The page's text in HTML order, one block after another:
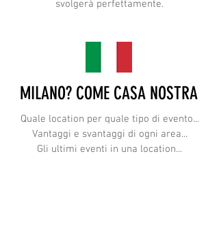
svolgerà perfettamente.
MILANO? COME CASA NOSTRA
Quale location per quale tipo di evento...
Vantaggi e svantaggi di ogni area...
Gli ultimi eventi in una location...